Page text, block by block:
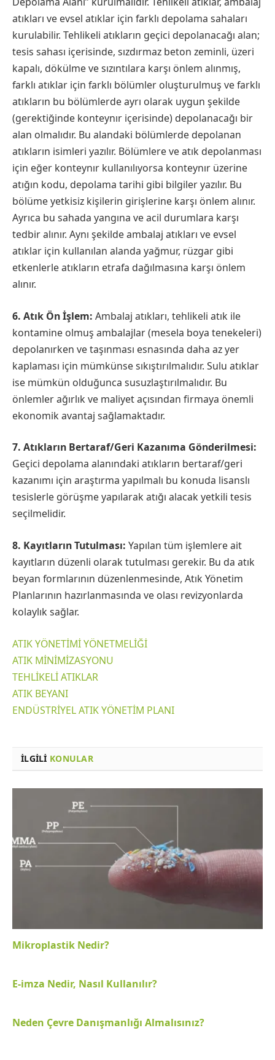
atıkları ve evsel atıklar için farklı depolama sahaları
kurulabilir. Tehlikeli atıkların geçici depolanacağı alan;
tesis sahası içerisinde, sızdırmaz beton zeminli, üzeri
kapalı, dökülme ve sızıntılara karşı önlem alınmış,
farklı atıklar için farklı bölümler oluşturulmuş ve farklı
atıkların bu bölümlerde ayrı olarak uygun şekilde
(gerektiğinde konteynır içerisinde) depolanacağı bir
alan olmalıdır. Bu alandaki bölümlerde depolanan
atıkların isimleri yazılır. Bölümlere ve atık depolanması
için eğer konteynır kullanılıyorsa konteynır üzerine
atığın kodu, depolama tarihi gibi bilgiler yazılır. Bu
bölüme yetkisiz kişilerin girişlerine karşı önlem alınır.
Ayrıca bu sahada yangına ve acil durumlara karşı
tedbir alınır. Aynı şekilde ambalaj atıkları ve evsel
atıklar için kullanılan alanda yağmur, rüzgar gibi
etkenlerle atıkların etrafa dağılmasına karşı önlem
alınır.
6. Atık Ön İşlem: Ambalaj atıkları, tehlikeli atık ile
kontamine olmuş ambalajlar (mesela boya tenekeleri)
depolanırken ve taşınması esnasında daha az yer
kaplaması için mümkünse sıkıştırılmalıdır. Sulu atıklar
ise mümkün olduğunca susuzlaştırılmalıdır. Bu
önlemler ağırlık ve maliyet açısından firmaya önemli
ekonomik avantaj sağlamaktadır.
7. Atıkların Bertaraf/Geri Kazanıma Gönderilmesi:
Geçici depolama alanındaki atıkların bertaraf/geri
kazanımı için araştırma yapılmalı bu konuda lisanslı
tesislerle görüşme yapılarak atığı alacak yetkili tesis
seçilmelidir.
8. Kayıtların Tutulması: Yapılan tüm işlemlere ait
kayıtların düzenli olarak tutulması gerekir. Bu da atık
beyan formlarının düzenlenmesinde, Atık Yönetim
Planlarının hazırlanmasında ve olası revizyonlarda
kolaylık sağlar.
ATIK YÖNETİMİ YÖNETMELİĞİ
ATIK MİNİMİZASYONU
TEHLİKELİ ATIKLAR
ATIK BEYANI
ENDÜSTRİYEL ATIK YÖNETİM PLANI
İLGILI KONULAR
Mikroplastik Nedir?
E-imza Nedir, Nasıl Kullanılır?
Neden Çevre Danışmanlığı Almalısınız?